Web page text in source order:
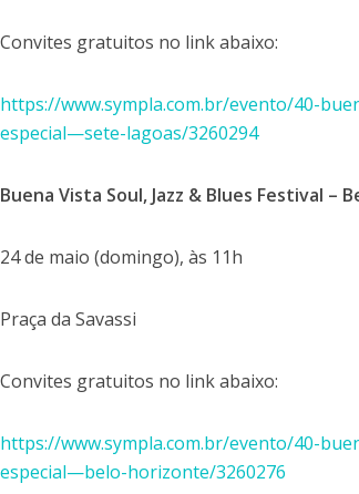
Convites gratuitos no link abaixo:
https://www.sympla.com.br/evento/40-
especial—sete-lagoas/3260294
Buena Vista Soul, Jazz & Blues Festival –
24 de maio (domingo), às 11h
Praça da Savassi
Convites gratuitos no link abaixo:
https://www.sympla.com.br/evento/40-
especial—belo-horizonte/3260276